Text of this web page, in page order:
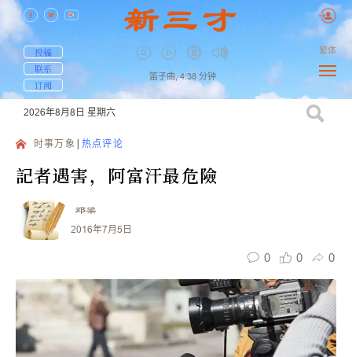
投稿
联系
订阅
笛子曲, 4:38 分钟
繁体
2026年8月8日 星期六
时事万象 热点评论
記者遇害，阿富汗最危險
邓梁
2016年7月5日
0 0 0